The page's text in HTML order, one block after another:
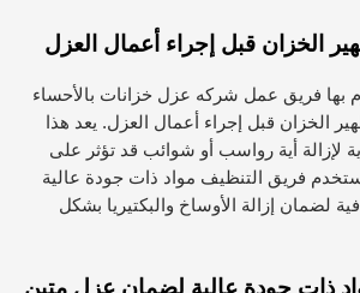
الخزان قبل إجراء أعمال العزل
بها فريق عمل شركه عزل خزانات بالأحساء
الخزان قبل إجراء أعمال العزل. يعد هذا
لإزالة أية رواسب أو شوائب قد تؤثر على
فريق التنظيف مواد ذات جودة عالية
لضمان إزالة الأوساخ والبكتيريا بشكل
ذات جودة عالية لضمان عزل متين